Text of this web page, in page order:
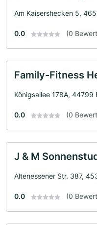
Am Kaisershecken 5,
0.0 (0
Family-Fitness
Königsallee 178A, 44799
0.0 (0
J & M
Altenessener Str. 387,
0.0 (0